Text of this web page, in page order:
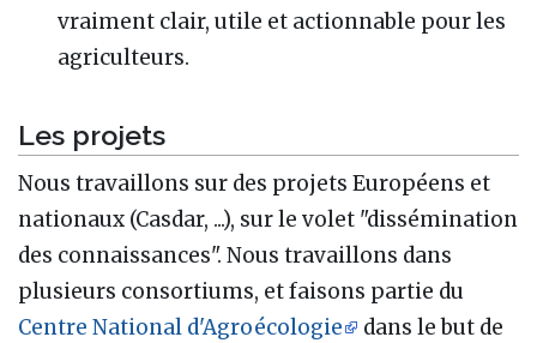
vraiment clair, utile et actionnable pour les
agriculteurs.
Les projets
Nous travaillons sur des projets Européens et
nationaux (Casdar, ...), sur le volet "dissémination
des connaissances". Nous travaillons dans
plusieurs consortiums, et faisons partie du
Centre National d'Agroécologie
dans le but de